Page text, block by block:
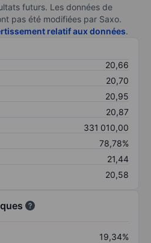
futurs. Les données de
pas été modifiées par Saxo.
relatif aux données.
20,66
20,70
20,95
20,87
331 010,00
78,78%
21,44
20,58
19,34%